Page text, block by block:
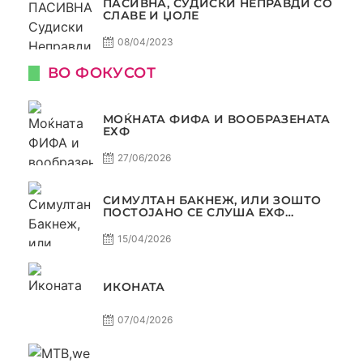
СЛАВЕ И ЏОЛЕ
08/04/2023
ВО ФОКУСОТ
МОЌНАТА ФИФА И ВООБРАЗЕНАТА
ЕХФ
27/06/2026
СИМУЛТАН БАКНЕЖ, ИЛИ ЗОШТО
ПОСТОЈАНО СЕ СЛУША ЕХФ
15/04/2026
ИКОНАТА
07/04/2026